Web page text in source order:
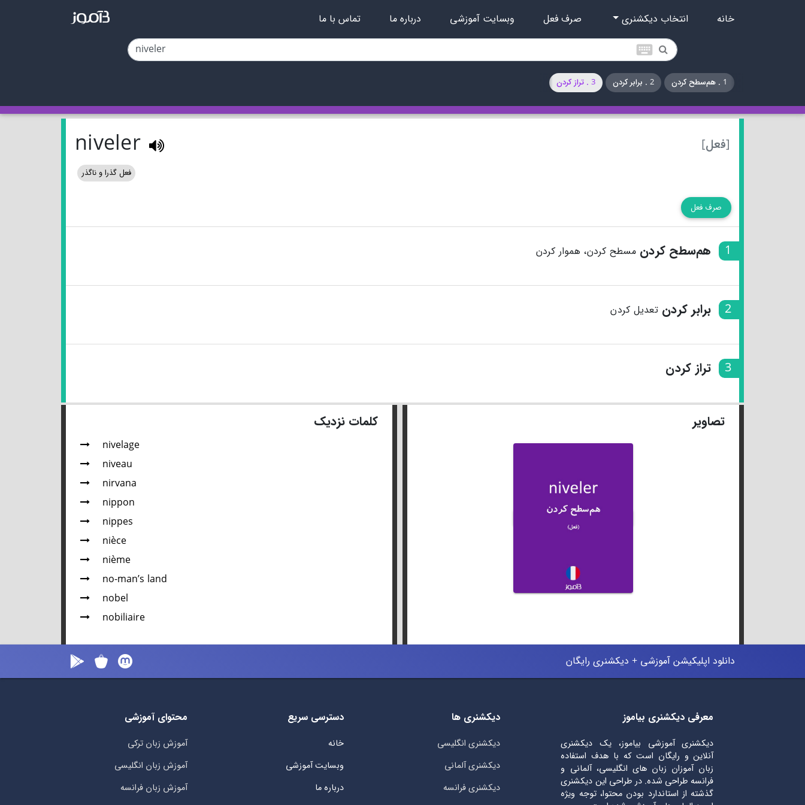
خانه انتخاب دیکشنری صرف فعل وبسایت آموزشی درباره ما تماس با ما
keyboard
1 . هم‌سطح کردن 2 . برابر کردن 3 . تراز کردن
[فعل] niveler
فعل گذرا و ناگذر
صرف فعل
1 هم‌سطح کردنمسطح کردن، هموار کردن
2 برابر کردنتعدیل کردن
3 تراز کردن
تصاویر کلمات نزدیک
nivelage
niveau
nirvana
nippon
nippes
nièce
nième
no-man’s land
nobel
nobiliaire
دانلود اپلیکیشن آموزشی + دیکشنری رایگان
معرفی دیکشنری بیاموز
دیکشنری آموزشی بیاموز، یک دیکشنری
آنلاین و رایگان است که با هدف استفاده
زبان آموزان زبان های انگلیسی، آلمانی و
فرانسه طراحی شده. در طراحی این دیکشنری
گذشته از استاندارد بودن محتوا، توجه ویژه
دیکشنری ها
دیکشنری انگلیسی
دیکشنری آلمانی
دیکشنری فرانسه
دسترسی سریع
خانه
وبسایت آموزشی
درباره ما
محتوای آموزشی
آموزش زبان ترکی
آموزش زبان انگلیسی
آموزش زبان فرانسه